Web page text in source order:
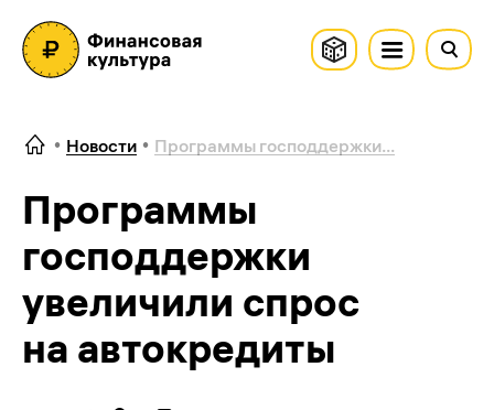
Новости Программы господдержки...
Программы
господдержки
увеличили спрос
на автокредиты